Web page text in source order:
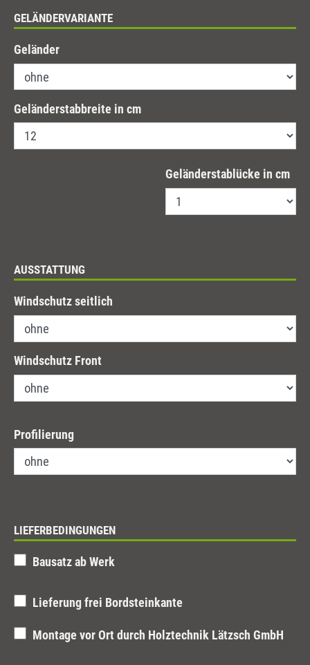
GELÄNDERVARIANTE
Geländer
Geländerstabbreite in cm
Geländerstablücke in cm
AUSSTATTUNG
Windschutz seitlich
Windschutz Front
Profilierung
LIEFERBEDINGUNGEN
Bausatz ab Werk
Lieferung frei Bordsteinkante
Montage vor Ort durch Holztechnik Lätzsch GmbH